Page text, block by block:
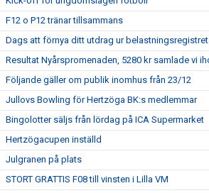
F12 o P12 tränar tillsammans
Dags att förnya ditt utdrag ur belastningsregistret
Resultat Nyårspromenaden, 5280 kr samlade vi
Följande gäller om publik inomhus från 23/12
Jullovs Bowling för Hertzöga BK:s medlemmar
Bingolotter säljs från lördag på ICA Supermarket
Hertzögacupen inställd
Julgranen på plats
STORT GRATTIS F08 till vinsten i Lilla VM